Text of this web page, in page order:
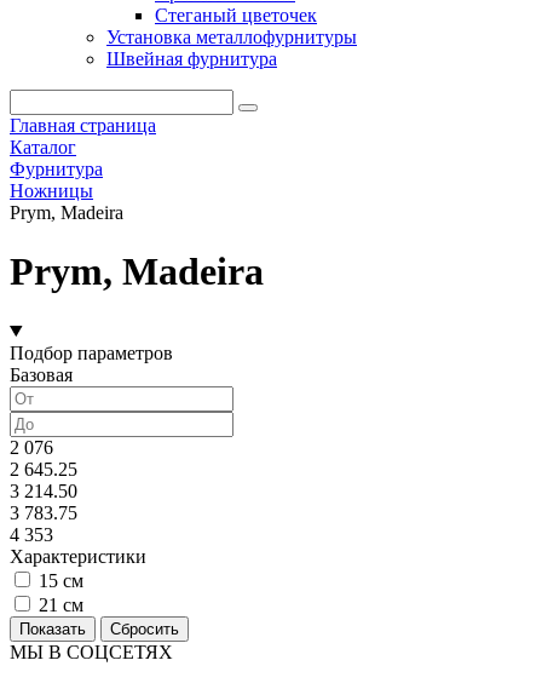
Стеганый цветочек
Установка металлофурнитуры
Швейная фурнитура
Главная страница
Каталог
Фурнитура
Ножницы
Prym, Madeira
Prym, Madeira
Подбор параметров
Базовая
2 076
2 645.25
3 214.50
3 783.75
4 353
Характеристики
15 см
21 см
МЫ В СОЦСЕТЯХ